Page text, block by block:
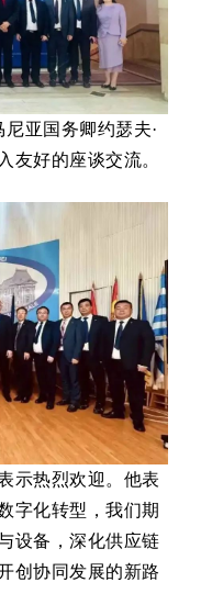
亚国务卿约瑟夫·
友好的座谈交流。
示热烈欢迎。他表
字化转型，我们期
设备，深化供应链
创协同发展的新路